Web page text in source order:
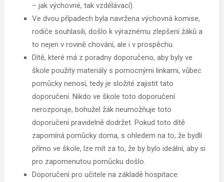
– jak výchovné, tak vzdělávací).
Ve dvou případech byla navržena výchovná komise,
rodiče souhlasili, došlo k výraznému zlepšení žáků a
to nejen v rovině chování, ale i v prospěchu.
Dítě, které má z poradny doporučeno, aby byly ve
škole použity materiály s pomocnými linkami, vůbec
pomůcky nenosí, tedy je složité zajistit tato
doporučení. Nikdo ve škole toto doporučení
nerozporuje, bohužel žák neumožňuje toto
doporučení pravidelně dodržet. Pokud toto dítě
zapomíná pomůcky doma, s ohledem na to, že bydlí
přímo ve škole, lze mít za to, že by bylo ideální, aby si
pro zapomenutou pomůcku došlo.
Doporučení pro učitele na základě hospitace: